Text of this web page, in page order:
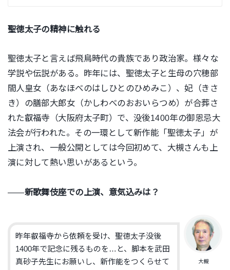
聖徳太子の精神に触れる
聖徳太子と言えば飛鳥時代の貴族であり政治家。様々な
学説や伝説がある。
昨年には、聖徳太子と生母の穴穂部
間人皇女（あなほべのはしひとのひめみこ）、妃（きさ
き）の膳部大郎女（かしわべのおおいらつめ）が合葬さ
れた叡福寺（大阪府太子町）で、没後1400年の御恩忌大
法会が行われた。その一環として新作能「聖徳太子」が
上演され、一般公開としては今回初めて、大槻さんも上
演に対して熱い思いがあるという。
――新歌舞伎座での上演、意気込みは？
大槻
昨年叡福寺から依頼を受け、聖徳太子没後
1400年で記念に残るものを…と、脚本を武田
真砂子先生にお願いし、新作能をつくらせて